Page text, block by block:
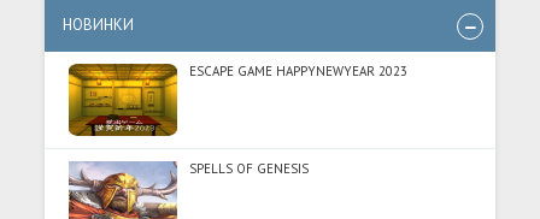
НОВИНКИ
ESCAPE GAME HAPPYNEWYEAR 2023
SPELLS OF GENESIS